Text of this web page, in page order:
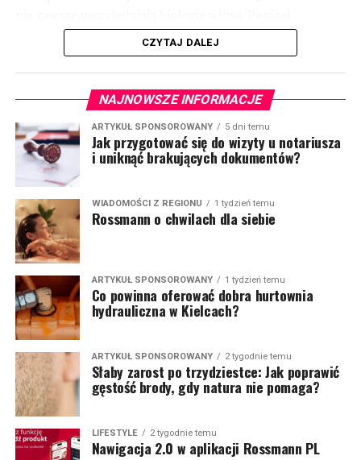
uporządkowano najważniejsze informacje: jak działa
technologia, kiedy ma uzasadnienie i o czym pamiętać
w praktyce.(więcej…)
CZYTAJ DALEJ
NAJNOWSZE INFORMACJE
ARTYKUŁ SPONSOROWANY 5 dni temu
Jak przygotować się do wizyty u notariusza
i uniknąć brakujących dokumentów?
WIADOMOŚCI Z REGIONU 1 tydzień temu
Rossmann o chwilach dla siebie
ARTYKUŁ SPONSOROWANY 1 tydzień temu
Co powinna oferować dobra hurtownia
hydrauliczna w Kielcach?
ARTYKUŁ SPONSOROWANY 2 tygodnie temu
Słaby zarost po trzydziestce: Jak poprawić
gęstość brody, gdy natura nie pomaga?
LIFESTYLE 2 tygodnie temu
Nawigacja 2.0 w aplikacji Rossmann PL